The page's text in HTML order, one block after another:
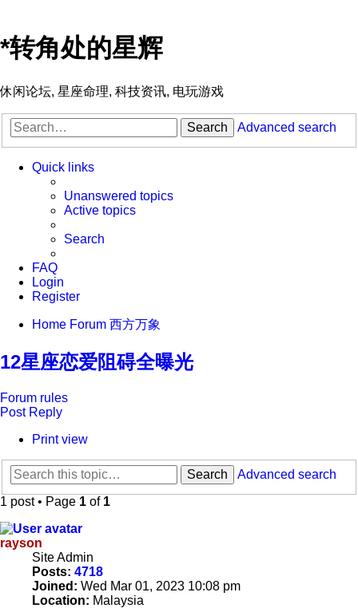
*转角处的星辉
休闲论坛, 星座命理, 科技资讯, 电玩游戏
Search Advanced search
Quick links
Unanswered topics
Active topics
Search
FAQ
Login
Register
Home Forum 西方万象
12星座恋爱阻碍全曝光
Forum rules
Post Reply
Print view
Search
Advanced search
1 post • Page 1 of 1
rayson
Site Admin
Posts: 4718
Joined: Wed Mar 01, 2023 10:08 pm
Location: Malaysia